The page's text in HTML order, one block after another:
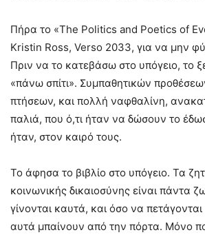
Πήρα το «The Politics and Poetics of
Kristin Ross, Verso 2033, για να μην
Πριν να το κατεβάσω στο υπόγειο, το
«πάνω σπίτι». Συμπαθητικών
πτήσεων, και πολλή ναφθαλίνη,
παλιά, που ό,τι ήταν να δώσουν το
ήταν, στον καιρό τους.
Το άφησα το βιβλίο στο υπόγειο. Τα
κοινωνικής δικαιοσύνης είναι πάντα
γίνονται καυτά, και όσο να
αυτά μπαίνουν από την πόρτα. Μόνο